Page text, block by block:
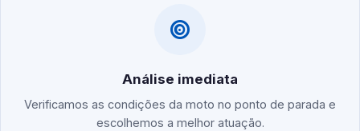
Análise imediata
Verificamos as condições da moto no ponto de parada e
escolhemos a melhor atuação.